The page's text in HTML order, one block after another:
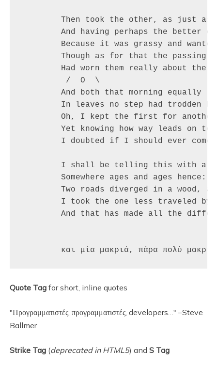
Quote Tag for short, inline quotes
Προγραμματιστές, προγραμματιστές, developers…
–Steve
Ballmer
Strike Tag (deprecated in HTML5) and S Tag